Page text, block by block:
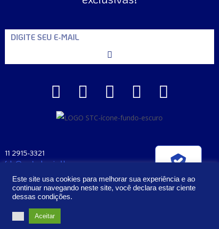
11 2915-3321
fale@santaclara.ind.br
CEP: 04225-000
2023 – Todos os Direitos Reservados | Santa Clara Manufatura e
Cosméticos Ltda. CNPJ: 57.407.397/0001-58
Este site usa cookies para melhorar sua experiência e ao
continuar navegando neste site, você declara estar ciente
dessas condições.
Aceitar